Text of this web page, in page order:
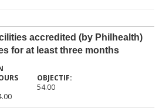
accredited (by Philhealth)
for at least three months
54.00